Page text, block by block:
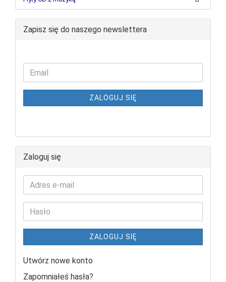
Zapisz się do naszego newslettera
ZALOGUJ SIĘ
Zaloguj się
ZALOGUJ SIĘ
Utwórz nowe konto
Zapomniałeś hasła?